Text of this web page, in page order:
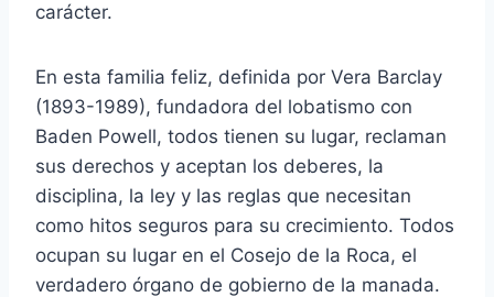
carácter.
En esta familia feliz, definida por Vera Barclay
(1893-1989), fundadora del lobatismo con
Baden Powell, todos tienen su lugar, reclaman
sus derechos y aceptan los deberes, la
disciplina, la ley y las reglas que necesitan
como hitos seguros para su crecimiento. Todos
ocupan su lugar en el Cosejo de la Roca, el
verdadero órgano de gobierno de la manada.